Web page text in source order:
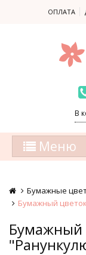
ОПЛАТА
В
Меню
Бумажные
Бумажный
Бумажный